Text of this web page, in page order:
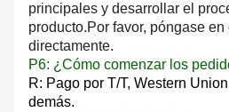
principales y desarrollar el
producto.Por favor, póngase
directamente.
P6: ¿Cómo comenzar los
R: Pago por T/T, Western
demás.